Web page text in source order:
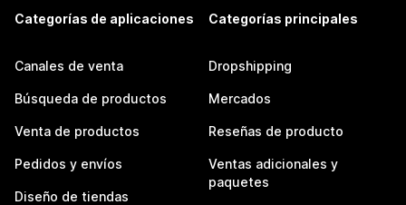
Categorías de aplicaciones
Canales de venta
Búsqueda de productos
Venta de productos
Pedidos y envíos
Diseño de tiendas
Categorías principales
Dropshipping
Mercados
Reseñas de producto
Ventas adicionales y
paquetes